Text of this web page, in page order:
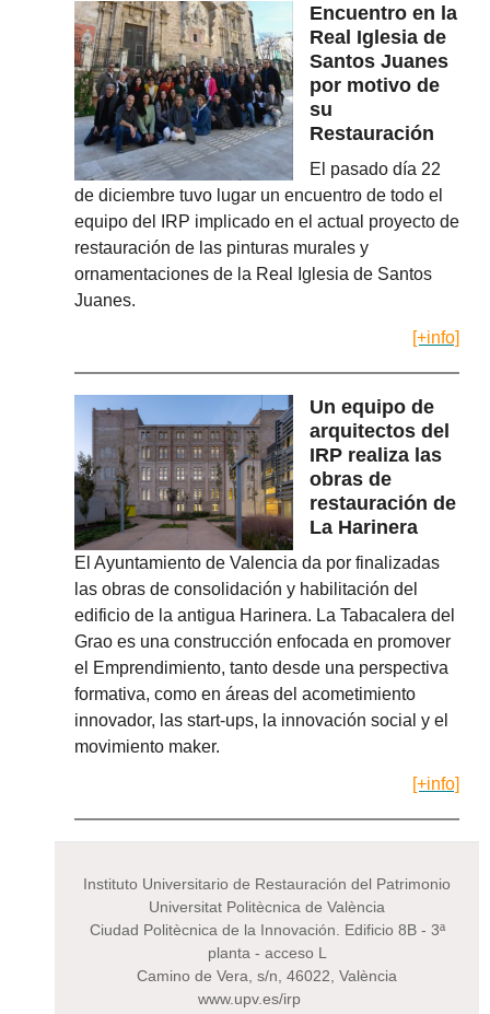
Encuentro en la
Real Iglesia de
Santos Juanes
por motivo de
su
Restauración
El pasado día 22
de diciembre tuvo lugar un encuentro de todo el
equipo del IRP implicado en el actual proyecto de
restauración de las pinturas murales y
ornamentaciones de la Real Iglesia de Santos
Juanes.
[+info]
Un equipo de
arquitectos del
IRP realiza las
obras de
restauración de
La Harinera
El Ayuntamiento de Valencia da por finalizadas
las obras de consolidación y habilitación del
edificio de la antigua Harinera. La Tabacalera del
Grao es una construcción enfocada en promover
el Emprendimiento, tanto desde una perspectiva
formativa, como en áreas del acometimiento
innovador, las start-ups, la innovación social y el
movimiento maker.
[+info]
Instituto Universitario de Restauración del Patrimonio
Universitat Politècnica de València
Ciudad Politècnica de la Innovación. Edificio 8B - 3ª
planta - acceso L
Camino de Vera, s/n, 46022, València
www.upv.es/irp